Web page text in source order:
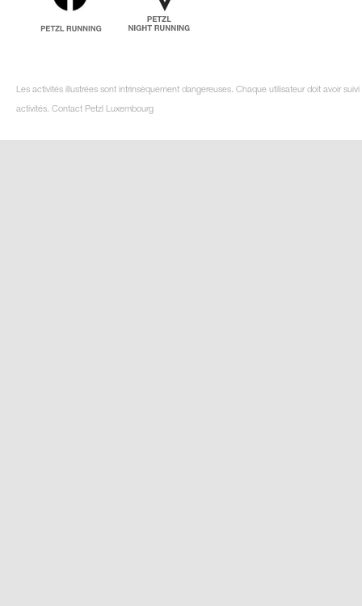
Les activités illustrées sont intrinsèquement dangereuses. Chaque utilisateur doit avoir
activités. Contact Petzl Luxembourg